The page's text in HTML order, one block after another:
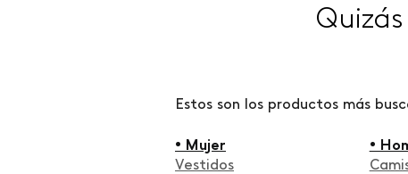
Estos son los productos más
• Mujer
Vestidos
•